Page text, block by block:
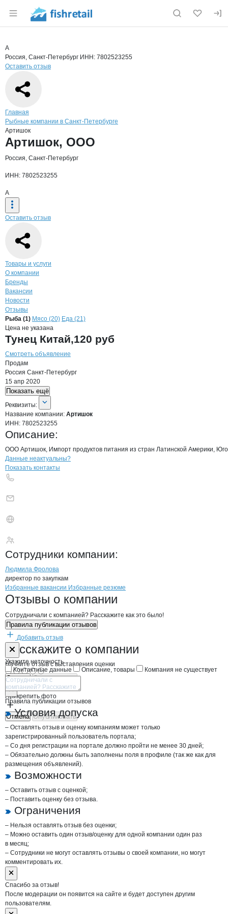
Раздел навигации по сайту fishretail.ru
Страница компании
Страница компании
Краткая информация о компании
А
Россия, Санкт-Петербург ИНН: 7802523255
Оставить отзыв
Навигация по сайту
Главная
Рыбные компании в Санкт-Петербурге
Артишок
Основная информация о компании
Артишок, ООО
Россия, Санкт-Петербург
ИНН: 7802523255
А
Оставить отзыв
Навигация по странице
Товары и услуги
О компании
Бренды
Вакансии
Новости
Отзывы
ПродукцияАртишок, ООО
Навигация по продуктам
Рыба (1) Мясо (20) Еда (21)
Цена не указана
Тунец Китай,120 руб
Смотреть объявление
Продам
Россия Санкт-Петербург
15 апр 2020
Показать ещё
О компании
Реквизиты
Реквизиты:
Название компании: Артишок
ИНН: 7802523255
Описание:
ООО Артишок, Импорт продуктов питания из стран Латинской Америки,
Контактыкомпании
+7(800)000-00-..
Данные неактуальны?
Показать контакты
Сотрудники компании:
Людмила Фролова
директор по закупкам
Брендыкомпани Артишок
Вакансии вАртишок
Избранные вакансии Избранные резюме
Новости oАртишок, ООО
Отзывы о компании
Сотрудничали с компанией? Расскажите как это было!
Правила публикации отзывов
Добавить отзыв
Расскажите о компании
Начните отзыв с выставления оценки
Прикрепить фото
Отмена Опубликовать
Форма обратной связи о неточностях
Укажите неточность
Контактные данные
Описание, товары Компания не существует
Отмена Опубликовать
Правила публикации отзывов
Условия допуска
– Оставлять отзыв и оценку компаниям может только
зарегистрированный пользователь портала;
– Со дня регистрации на портале должно пройти не менее 30 дней;
– Обязательно должны быть заполнены поля в профиле (так же как для
размещения объявлений).
Возможности
– Оставить отзыв с оценкой;
– Поставить оценку без отзыва.
Ограничения
– Нельзя оставлять отзыв без оценки;
– Можно оставить один отзыв/оценку для одной компании один раз
в месяц;
– Сотрудники не могут оставлять отзывы о своей компании, но могут
комментировать их.
Спасибо за отзыв!
После модерации он появится на сайте и будет доступен другим
пользователям.